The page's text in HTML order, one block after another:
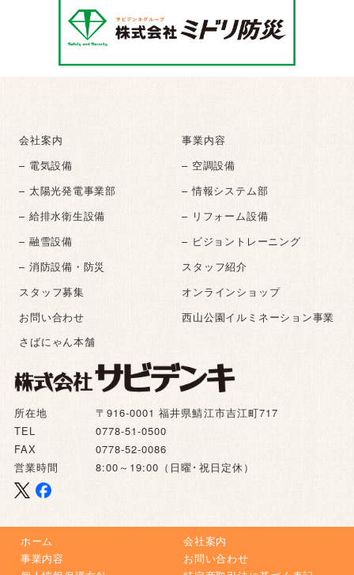
所在地
〒916-0001 福井県鯖江市吉江町717
TEL
0778-51-0500
FAX
0778-52-0086
営業時間
8:00～19:00（日曜･祝日定休）
会社案内
事業内容
– 電気設備
– 空調設備
– 太陽光発電事業部
– 情報システム部
– 給排水衛生設備
– リフォーム設備
– 融雪設備
– ビジョントレーニング
– 消防設備・防災
スタッフ紹介
スタッフ募集
オンラインショップ
お問い合わせ
西山公園イルミネーション事業
さばにゃん本舗
ホーム
会社案内
事業内容
お問い合わせ